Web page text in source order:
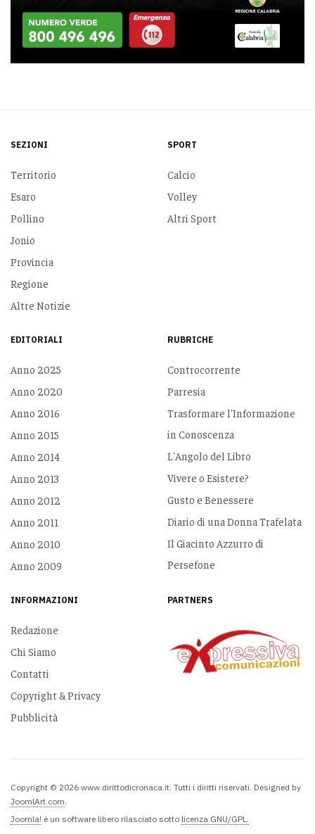
SEZIONI
Territorio
Esaro
Pollino
Jonio
Provincia
Regione
Altre Notizie
SPORT
Calcio
Volley
Altri Sport
EDITORIALI
Anno 2025
Anno 2020
Anno 2016
Anno 2015
Anno 2014
Anno 2013
Anno 2012
Anno 2011
Anno 2010
Anno 2009
RUBRICHE
Controcorrente
Parresia
Trasformare l'Informazione
in Conoscenza
L'Angolo del Libro
Vivere o Esistere?
Gusto e Benessere
Diario di una Donna Trafelata
Il Giacinto Azzurro di
Persefone
INFORMAZIONI
Redazione
Chi Siamo
Contatti
Copyright & Privacy
Pubblicità
PARTNERS
Copyright © 2026 www.dirittodicronaca.it. Tutti i diritti riservati. Designed by
JoomlArt.com
Joomla! è un software libero rilasciato sotto licenza GNU/GPL.